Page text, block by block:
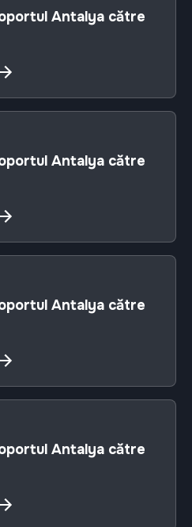
Antalya către
Antalya către
Antalya către
Antalya către